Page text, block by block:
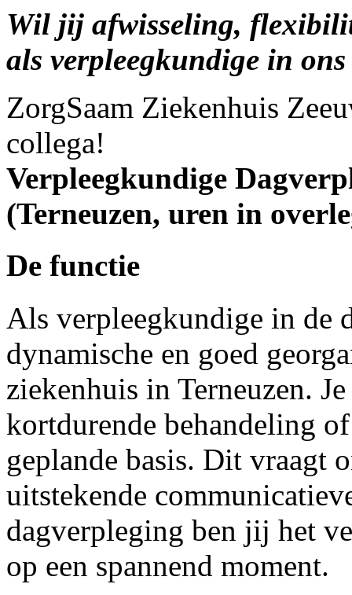
Wil jij afwisseling,
als verpleegkundige in
ZorgSaam Ziekenhuis
collega!
Verpleegkundige
(Terneuzen, uren in
De functie
Als verpleegkundige in de
dynamische en goed
ziekenhuis in Terneuzen.
kortdurende behandeling
geplande basis. Dit vraagt
uitstekende
dagverpleging ben jij het
op een spannend moment.